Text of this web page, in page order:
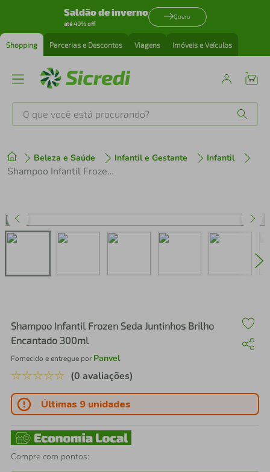
Saldão de inverno
até 40% off
Quero
Shopping Parcerias e Descontos Viagens Imóveis e Veículos
O que você está procurando?
Beleza e Saúde Infantil e Gestante Infantil
Shampoo Infantil Frozen Seda Juntinhos Brilho Encantado 300ml
Shampoo Infantil Frozen Seda Juntinhos Brilho
Encantado 300ml
Fornecido e entregue por Panvel
☆☆☆☆☆ (0 avaliações)
Últimas 9 unidades
Compre com pontos:
1º tenis
perfume